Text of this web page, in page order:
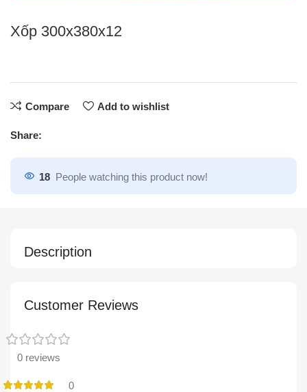
Xốp 300x380x12
Compare Add to wishlist
Share:
18 People watching this product now!
Description
Customer Reviews
0 reviews
0